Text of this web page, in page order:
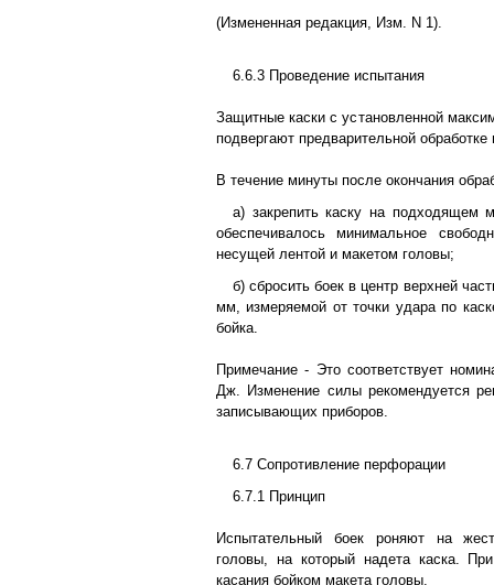
(Измененная редакция, Изм. N 1).
6.6.3 Проведение испытания
Защитные каски с установленной
подвергают предварительной обработке
В течение минуты после окончания
а) закрепить каску на подходящем
обеспечивалось минимальное
несущей лентой и макетом головы;
б) сбросить боек в центр верхней
мм, измеряемой от точки удара по
бойка.
Примечание - Это соответствует
Дж. Изменение силы рекомендуется
записывающих приборов.
6.7 Сопротивление перфорации
6.7.1 Принцип
Испытательный боек роняют на
головы, на который надета каска.
касания бойком макета головы.